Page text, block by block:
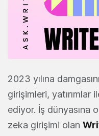
2023 yılına
girişimleri, yatırımlar
ediyor. İş dünyasına
zeka girişimi olan